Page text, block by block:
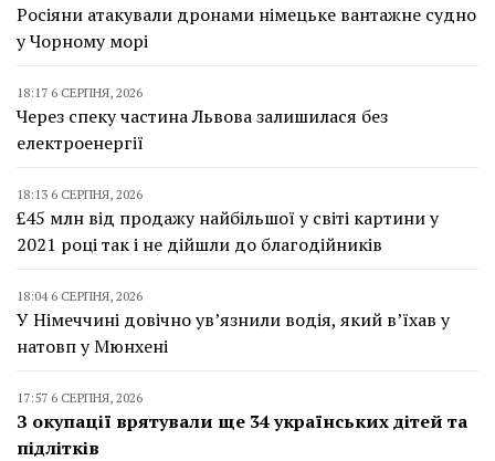
Росіяни атакували дронами німецьке вантажне судно
у Чорному морі
18:17 6 СЕРПНЯ, 2026
Через спеку частина Львова залишилася без
електроенергії
18:13 6 СЕРПНЯ, 2026
£45 млн від продажу найбільшої у світі картини у
2021 році так і не дійшли до благодійників
18:04 6 СЕРПНЯ, 2026
У Німеччині довічно ув’язнили водія, який в’їхав у
натовп у Мюнхені
17:57 6 СЕРПНЯ, 2026
З окупації врятували ще 34 українських дітей та
підлітків